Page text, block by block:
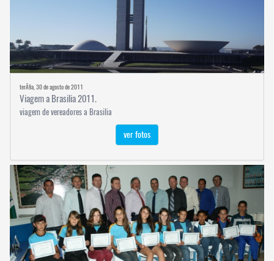
terÃ§a, 30 de agosto de 2011
Viagem a Brasilia 2011.
viagem de vereadores a Brasilia
ver fotos